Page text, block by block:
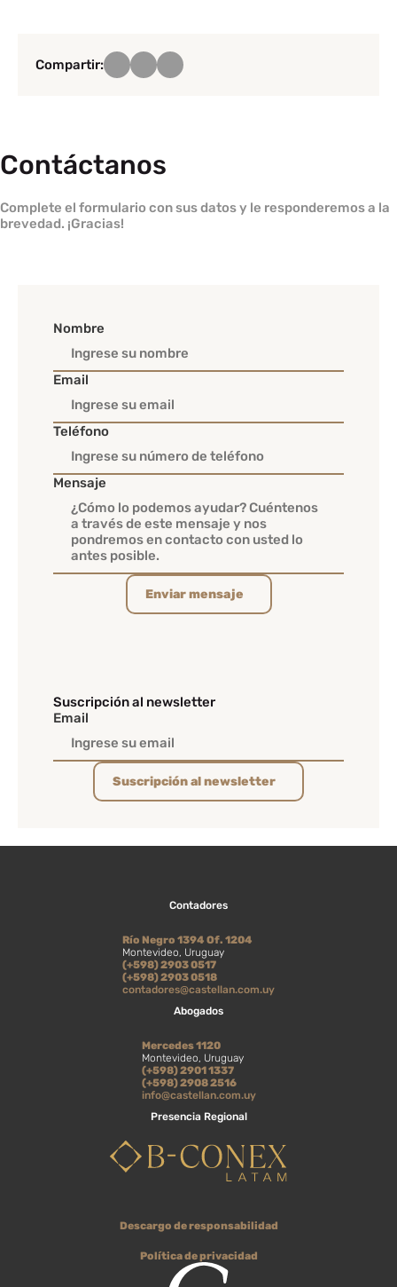
Compartir:
Contáctanos
Complete el formulario con sus datos y le responderemos a la
brevedad. ¡Gracias!
Nombre
Email
Teléfono
Mensaje
Enviar mensaje
Suscripción al newsletter
Email
Suscripción al newsletter
Descargo de responsabilidad
Política de privacidad
Presencia Regional
Abogados
Mercedes 1120
Montevideo, Uruguay
(+598) 2901 1337
(+598) 2908 2516
info@castellan.com.uy
Contadores
Río Negro 1394 Of. 1204
Montevideo, Uruguay
(+598) 2903 0517
(+598) 2903 0518
contadores@castellan.com.uy